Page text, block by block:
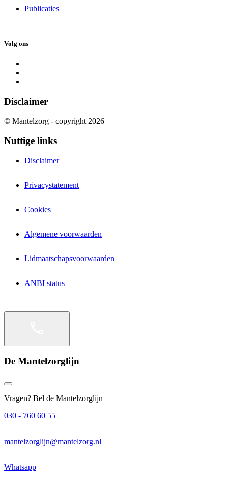
Publicaties
Volg ons
Disclaimer
© Mantelzorg - copyright 2026
Nuttige links
Disclaimer
Privacystatement
Cookies
Algemene voorwaarden
Lidmaatschapsvoorwaarden
ANBI status
De Mantelzorglijn
Vragen? Bel de Mantelzorglijn
030 - 760 60 55
mantelzorglijn@mantelzorg.nl
Whatsapp